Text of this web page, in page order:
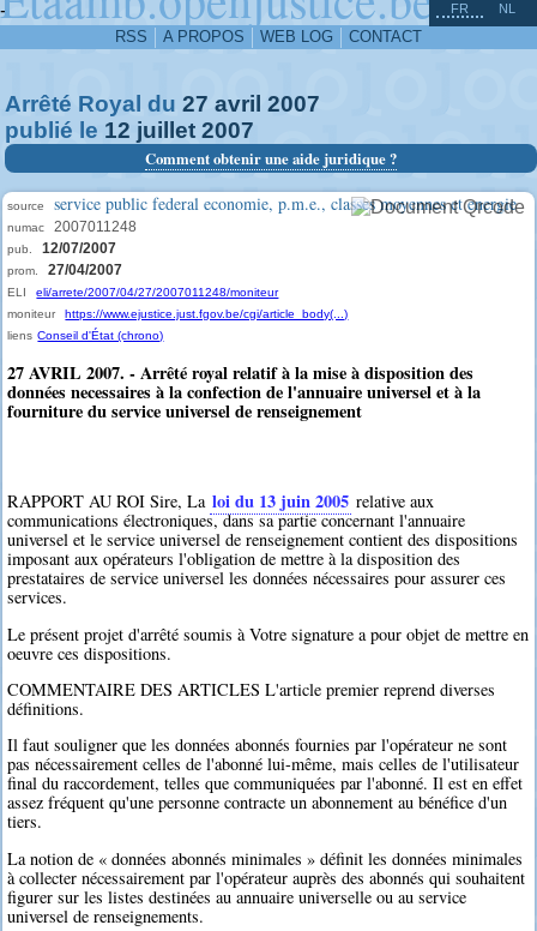
-
RSS A PROPOS WEB LOG CONTACT
FR NL
Arrêté Royal du 27 avril 2007
publié le 12 juillet 2007
Comment obtenir une aide juridique ?
source service public federal economie, p.m.e., classes moyennes et energie
numac 2007011248
pub. 12/07/2007
prom. 27/04/2007
ELI
eli/arrete/2007/04/27/2007011248/moniteur
moniteur
https://www.ejustice.just.fgov.be/cgi/article_body(...)
liens Conseil d'État (chrono)
27 AVRIL 2007. - Arrêté royal relatif à la mise à disposition des
données necessaires à la confection de l'annuaire universel et à la
fourniture du service universel de renseignement
RAPPORT AU ROI Sire, La loi du 13 juin 2005 relative aux
communications électroniques, dans sa partie concernant l'annuaire
universel et le service universel de renseignement contient des dispositions
imposant aux opérateurs l'obligation de mettre à la disposition des
prestataires de service universel les données nécessaires pour assurer ces
services.
Le présent projet d'arrêté soumis à Votre signature a pour objet de mettre en
oeuvre ces dispositions.
COMMENTAIRE DES ARTICLES L'article premier reprend diverses
définitions.
Il faut souligner que les données abonnés fournies par l'opérateur ne sont
pas nécessairement celles de l'abonné lui-même, mais celles de l'utilisateur
final du raccordement, telles que communiquées par l'abonné. Il est en effet
assez fréquent qu'une personne contracte un abonnement au bénéfice d'un
tiers.
La notion de « données abonnés minimales » définit les données minimales
à collecter nécessairement par l'opérateur auprès des abonnés qui souhaitent
figurer sur les listes destinées au annuaire universelle ou au service
universel de renseignements.
^